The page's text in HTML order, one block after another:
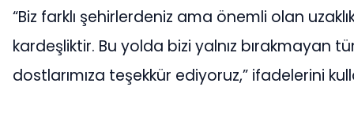
“Biz farklı şehirlerdeniz ama önemli olan
kardeşliktir. Bu yolda bizi yalnız bırakmayan
dostlarımıza teşekkür ediyoruz,” ifadelerini